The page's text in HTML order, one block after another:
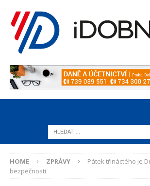
HOME ZPRÁVY
Pátek třináctého je
bezpečnosti